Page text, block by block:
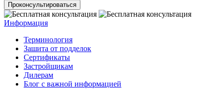
Проконсультироваться
Информация
Терминология
Зашита от подделок
Сертификаты
Застройщикам
Дилерам
Блог с важной информацией